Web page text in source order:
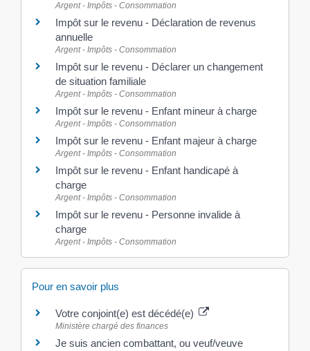
Argent - Impôts - Consommation
Impôt sur le revenu - Déclaration de revenus
annuelle
Argent - Impôts - Consommation
Impôt sur le revenu - Déclarer un changement
de situation familiale
Argent - Impôts - Consommation
Impôt sur le revenu - Enfant mineur à charge
Argent - Impôts - Consommation
Impôt sur le revenu - Enfant majeur à charge
Argent - Impôts - Consommation
Impôt sur le revenu - Enfant handicapé à
charge
Argent - Impôts - Consommation
Impôt sur le revenu - Personne invalide à
charge
Argent - Impôts - Consommation
Pour en savoir plus
Votre conjoint(e) est décédé(e)
Ministère chargé des finances
Je suis ancien combattant, ou veuf/veuve